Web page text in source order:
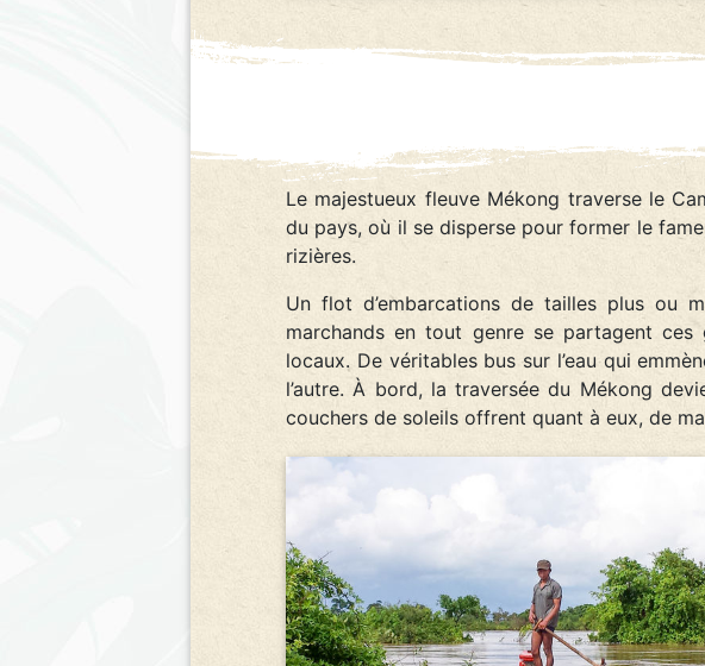
Le majestueux fleuve Mékong traverse le
du pays, où il se disperse pour former le
rizières.
Un flot d’embarcations de tailles plus ou
marchands en tout genre se partagent
locaux. De véritables bus sur l’eau qui
l’autre. À bord, la traversée du Mékong
couchers de soleils offrent quant à eux, de